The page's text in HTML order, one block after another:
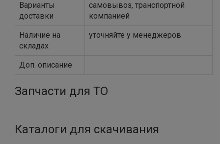
Варианты
доставки
самовывоз, транспортной
компанией
Наличие на
складах
уточняйте у менеджеров
Доп. описание
Запчасти для ТО
Каталоги для скачивания